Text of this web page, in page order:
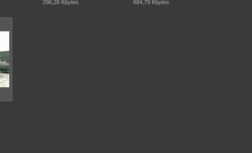
296,26 Kbytes
684,79 Kbytes